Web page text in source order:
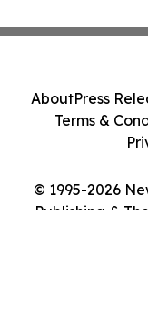
© 1995-2026
Publishing &
AboutPress
Terms &